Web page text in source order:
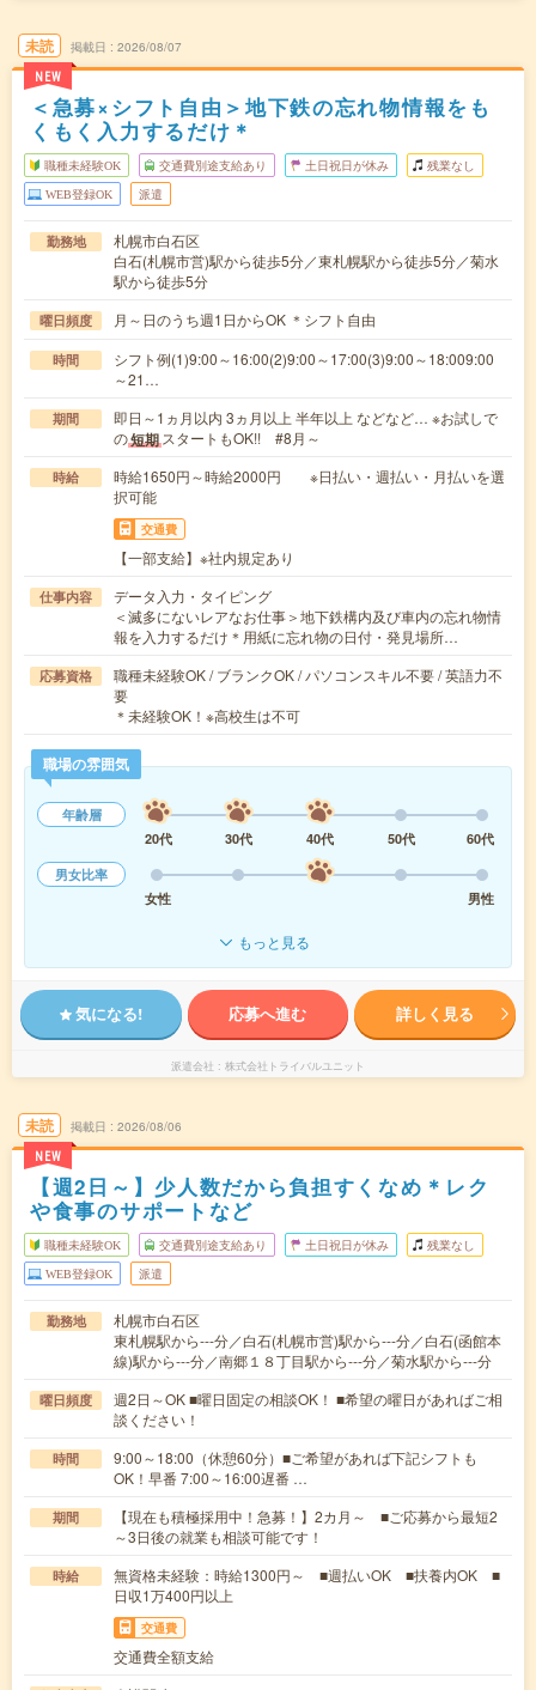
未読
NEW
掲載日 2026/08/07
＜急募×シフト自由＞地下鉄の忘れ物情報をも
くもく入力するだけ＊
職種未経験OK 交通費別途支給あり 土日祝日が休み 残業なし
WEB登録OK 派遣
勤務地
札幌市白石区
白石(札幌市営)駅から徒歩5分／東札幌駅から徒歩5分／菊水
駅から徒歩5分
曜日頻度 月～日のうち週1日からOK ＊シフト自由
時間
シフト例(1)9:00～16:00(2)9:00～17:00(3)9:00～18:009:00
～21…
期間
即日～1ヵ月以内 3ヵ月以上 半年以上 などなど… ※お試しで
の短期 スタートもOK!! #8月～
時給
時給1650円～時給2000円 ※日払い・週払い・月払いを選
択可能
交通費
【一部支給】※社内規定あり
仕事内容
データ入力・タイピング
＜滅多にないレアなお仕事＞地下鉄構内及び車内の忘れ物情
報を入力するだけ＊用紙に忘れ物の日付・発見場所…
応募資格
職種未経験OK / ブランクOK / パソコンスキル不要 / 英語力不
要
＊未経験OK！※高校生は不可
職場の雰囲気
年齢層
20代
30代 40代 50代
60代
男女比率
女性
男性
もっと見る
気になる! 応募へ進む 詳しく見る
派遣会社 株式会社トライバルユニット
未読
NEW
掲載日 2026/08/06
【週2日～】少人数だから負担すくなめ＊レク
や食事のサポートなど
職種未経験OK 交通費別途支給あり 土日祝日が休み 残業なし
WEB登録OK 派遣
勤務地
札幌市白石区
東札幌駅から---分／白石(札幌市営)駅から---分／白石(函館本
線)駅から---分／南郷１８丁目駅から---分／菊水駅から---分
曜日頻度
週2日～OK ■曜日固定の相談OK！ ■希望の曜日があればご相
談ください！
時間
9:00～18:00（休憩60分）■ご希望があれば下記シフトも
OK！早番 7:00～16:00遅番 …
期間
【現在も積極採用中！急募！】2カ月～ ■ご応募から最短2
～3日後の就業も相談可能です！
時給
無資格未経験：時給1300円～ ■週払いOK ■扶養内OK ■
日収1万400円以上
交通費
交通費全額支給